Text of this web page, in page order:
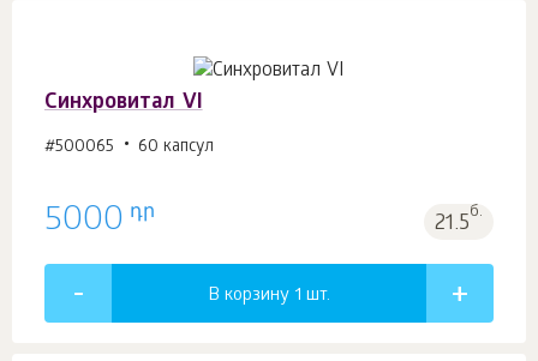
Синхровитал VI
#500065 60 капсул
5000 դր 21.5б.
В корзину 1 шт.